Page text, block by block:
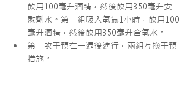
飲用100毫升酒精，然後飲用350毫升安
慰劑水。第二組吸入氫氣1小時，飲用100
毫升酒精，然後飲用350毫升含氫水。
第二次干預在一週後進行，兩組互換干預
措施。